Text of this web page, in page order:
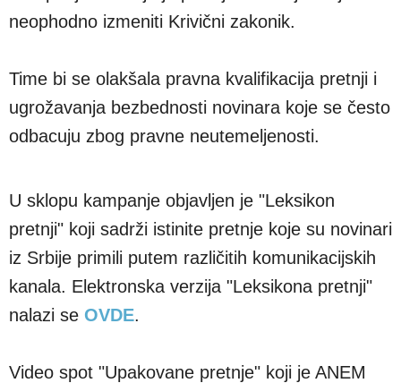
neophodno izmeniti Krivični zakonik.
Time bi se olakšala pravna kvalifikacija pretnji i
ugrožavanja bezbednosti novinara koje se često
odbacuju zbog pravne neutemeljenosti.
U sklopu kampanje objavljen je "Leksikon
pretnji" koji sadrži istinite pretnje koje su novinari
iz Srbije primili putem različitih komunikacijskih
kanala. Elektronska verzija "Leksikona pretnji"
nalazi se OVDE.
Video spot "Upakovane pretnje" koji je ANEM